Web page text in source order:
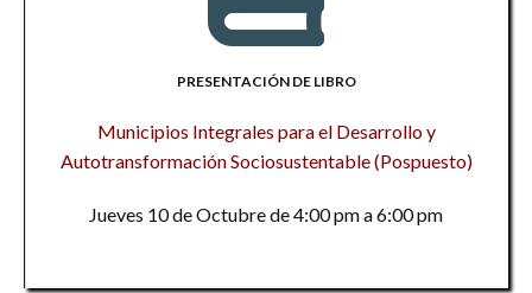
PRESENTACIÓN DE LIBRO
Municipios Integrales para el Desarrollo y
Autotransformación Sociosustentable (Pospuesto)
Jueves 10 de Octubre de 4:00 pm a 6:00 pm